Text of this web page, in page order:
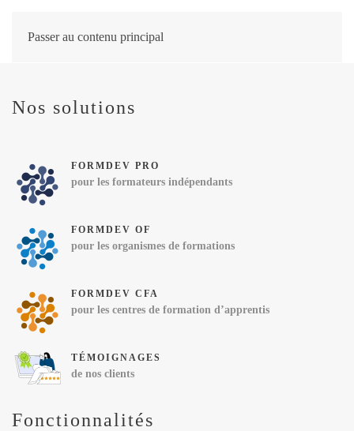
Passer au contenu principal
Nos solutions
FORMDEV PRO
pour les formateurs indépendants
FORMDEV OF
pour les organismes de formations
FORMDEV CFA
pour les centres de formation d’apprentis
TÉMOIGNAGES
de nos clients
Fonctionnalités